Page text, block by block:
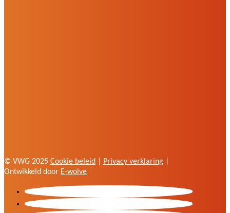
© VWG 2025 Cookie beleid Privacy verklaring
Ontwikkeld door E-wolve